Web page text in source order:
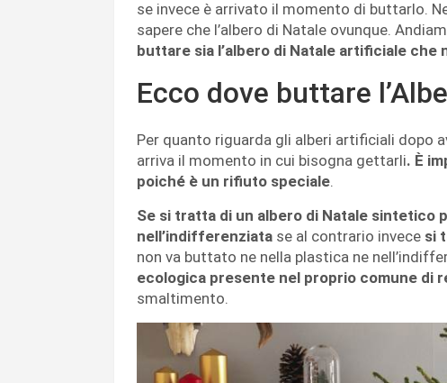
se invece è arrivato il momento di buttarlo.
sapere che l’albero di Natale ovunque.
buttare sia l’albero di Natale artificiale che
Ecco dove buttare
Per quanto riguarda gli alberi artificiali dopo
arriva il momento in cui bisogna gettarli. È
poiché è un rifiuto speciale.
Se si tratta di un albero di Natale sintetico
nell’indifferenziata se al contrario invece si
non va buttato ne nella plastica ne
ecologica presente nel proprio comune di
smaltimento.